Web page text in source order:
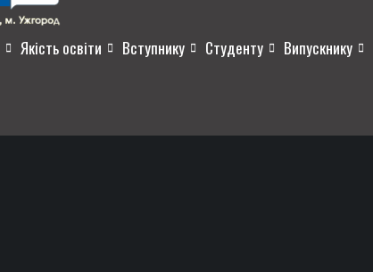
Якість освіти Вступнику Студенту Випускнику